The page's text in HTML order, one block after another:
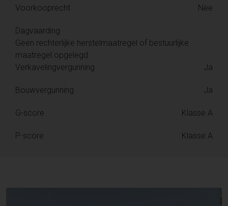
Voorkooprecht Nee
Dagvaarding
Geen rechterlijke herstelmaatregel of bestuurlijke
maatregel opgelegd
Verkavelingvergunning
Ja
Bouwvergunning Ja
G-score Klasse A
P-score Klasse A